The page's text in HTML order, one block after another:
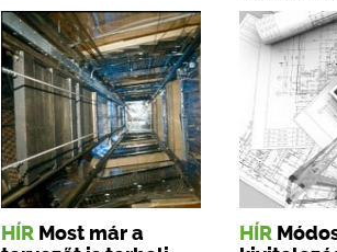
HÍR Most már a
HÍR